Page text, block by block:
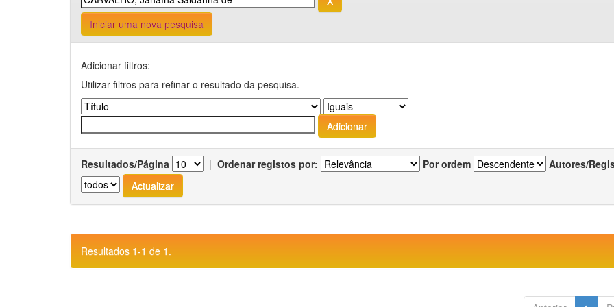
Iniciar uma nova pesquisa
Adicionar filtros:
Utilizar filtros para refinar o resultado da pesquisa.
Resultados/Página | Ordenar registos por: Por ordem Autores/
Resultados 1-1 de 1.